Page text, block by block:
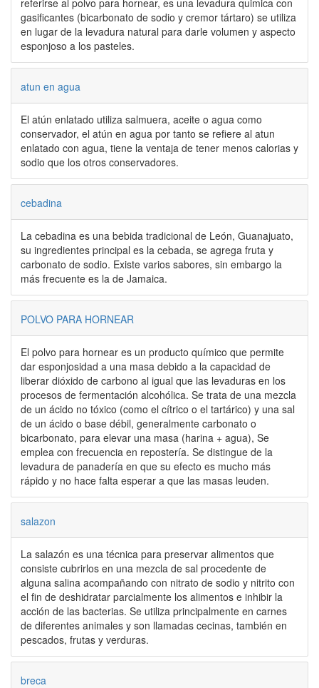
referirse al polvo para hornear, es una levadura quimica con
gasificantes (bicarbonato de sodio y cremor tártaro) se utiliza
en lugar de la levadura natural para darle volumen y aspecto
esponjoso a los pasteles.
atun en agua
El atún enlatado utiliza salmuera, aceite o agua como
conservador, el atún en agua por tanto se refiere al atun
enlatado con agua, tiene la ventaja de tener menos calorias y
sodio que los otros conservadores.
cebadina
La cebadina es una bebida tradicional de León, Guanajuato,
su ingredientes principal es la cebada, se agrega fruta y
carbonato de sodio. Existe varios sabores, sin embargo la
más frecuente es la de Jamaica.
POLVO PARA HORNEAR
El polvo para hornear es un producto químico que permite
dar esponjosidad a una masa debido a la capacidad de
liberar dióxido de carbono al igual que las levaduras en los
procesos de fermentación alcohólica. Se trata de una mezcla
de un ácido no tóxico (como el cítrico o el tartárico) y una sal
de un ácido o base débil, generalmente carbonato o
bicarbonato, para elevar una masa (harina + agua), Se
emplea con frecuencia en repostería. Se distingue de la
levadura de panadería en que su efecto es mucho más
rápido y no hace falta esperar a que las masas leuden.
salazon
La salazón es una técnica para preservar alimentos que
consiste cubrirlos en una mezcla de sal procedente de
alguna salina acompañando con nitrato de sodio y nitrito con
el fin de deshidratar parcialmente los alimentos e inhibir la
acción de las bacterias. Se utiliza principalmente en carnes
de diferentes animales y son llamadas cecinas, también en
pescados, frutas y verduras.
breca